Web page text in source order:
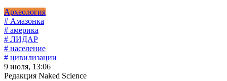
Археология
# Амазонка
# америка
# ЛИДАР
# население
# цивилизации
9 июля, 13:06
Редакция Naked Science